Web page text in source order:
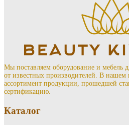
Мы поставляем оборудование и мебель
от известных производителей. В нашем
ассортимент продукции, прошедшей
сертификацию.
Каталог